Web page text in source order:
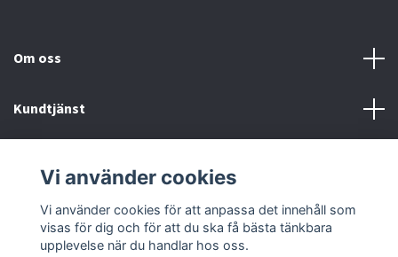
Om oss
Kundtjänst
Sociala medier
Vi använder cookies
Vi använder cookies för att anpassa det innehåll som
visas för dig och för att du ska få bästa tänkbara
upplevelse när du handlar hos oss.